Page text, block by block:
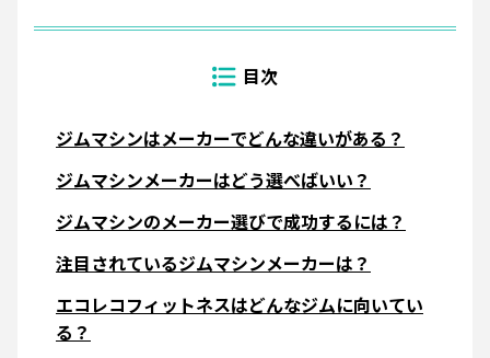
ジムマシンはメーカーでどんな違いがある？
ジムマシンメーカーはどう選べばいい？
ジムマシンのメーカー選びで成功するには？
注目されているジムマシンメーカーは？
エコレコフィットネスはどんなジムに向いてい
る？